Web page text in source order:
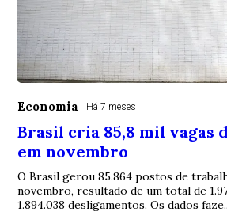
Economia Há 7 meses
Brasil cria 85,8 mil vagas
em novembro
O Brasil gerou 85.864 postos de
novembro, resultado de um total de
1.894.038 desligamentos. Os dados